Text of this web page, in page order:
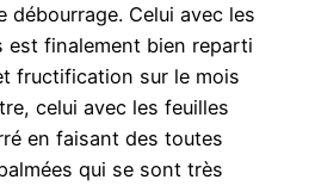
débourrage. Celui avec les
est finalement bien reparti
fructification sur le mois
celui avec les feuilles
en faisant des toutes
qui se sont très